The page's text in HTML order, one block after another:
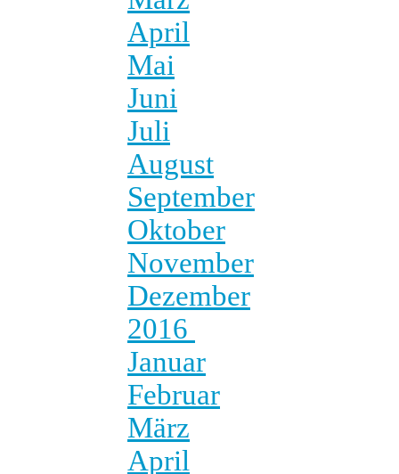
April
Mai
Juni
Juli
August
September
Oktober
November
Dezember
2016
Januar
Februar
März
April